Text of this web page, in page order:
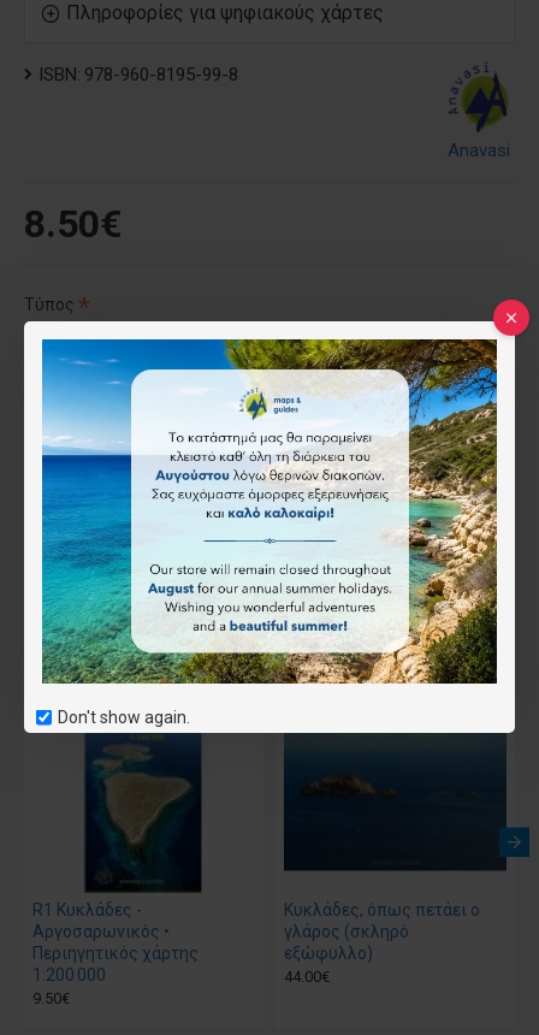
Don't show again.
Πληροφορίες για ψηφιακούς χάρτες
ISBN: 978-960-8195-99-8
Anavasi
8.50€
Τύπος
Έντυπος
Ψηφιακός (όχι για το app) (-3.50€)
Επιθυμητό
Συνδύασέ το Αγοράστηκε μαζί
R1 Κυκλάδες -
Αργοσαρωνικός •
Περιηγητικός χάρτης
1:200 000
9.50€
Κυκλάδες, όπως πετάει ο
γλάρος (σκληρό
εξώφυλλο)
44.00€